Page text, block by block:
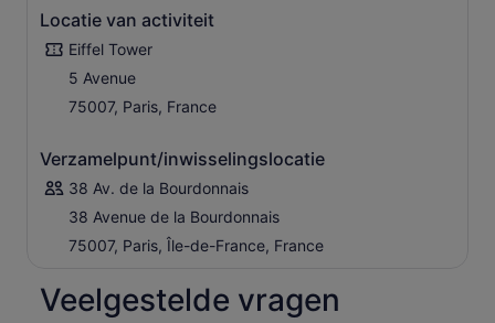
Locatie van activiteit
Eiffel Tower
5 Avenue
75007, Paris, France
Verzamelpunt/inwisselingslocatie
38 Av. de la Bourdonnais
38 Avenue de la Bourdonnais
75007, Paris, Île-de-France, France
Veelgestelde vragen